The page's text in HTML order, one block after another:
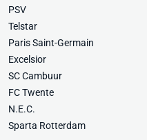
PSV
Telstar
Paris Saint-Germain
Excelsior
SC Cambuur
FC Twente
N.E.C.
Sparta Rotterdam